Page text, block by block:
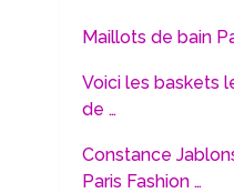
Maillots de bain
Voici les baskets
de …
Constance
Paris Fashion …